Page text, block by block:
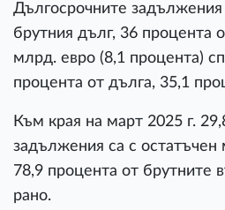
Дългосрочните
брутния дълг, 36 процента
млрд. евро (8,1 процента)
процента от дълга, 35,1
Към края на март 2025 г.
задължения са с
78,9 процента от брутните
рано.